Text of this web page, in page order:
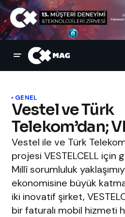
GENEL
Vestel ve Türk
Telekom’dan;
Vestel ile ve Türk
projesi VESTELCELL için
Millî sorumluluk
ekonomisine büyük
iki inovatif şirket,
bir faturalı mobil hizmeti